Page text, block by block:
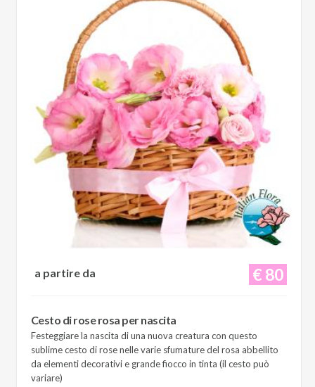
€ 80
a partire da
Cesto di rose rosa per nascita
Festeggiare la nascita di una nuova creatura con questo
sublime cesto di rose nelle varie sfumature del rosa abbellito
da elementi decorativi e grande fiocco in tinta (il cesto può
variare)